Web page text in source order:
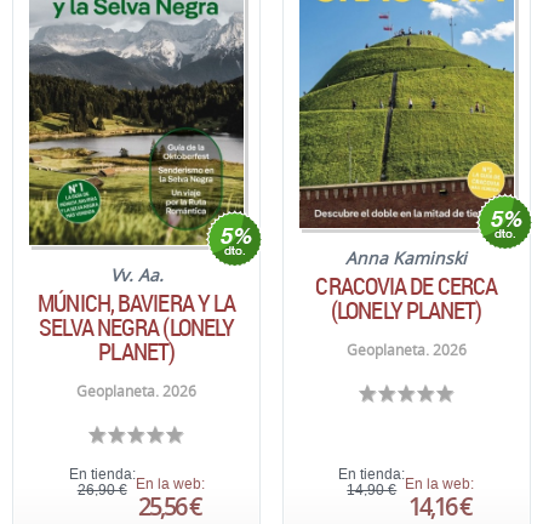
Vv. Aa.
MÚNICH, BAVIERA Y LA
SELVA NEGRA (LONELY
PLANET)
Geoplaneta. 2026
En tienda:
26,90 € En la web:
25,56 €
Anna Kaminski
CRACOVIA DE CERCA
(LONELY PLANET)
Geoplaneta. 2026
En tienda:
14,90 € En la web:
14,16 €